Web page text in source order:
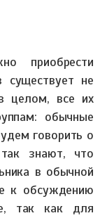
приобрести
существует не
целом, все их
обычные
говорить о
знают, что
в обычной
к обсуждению
так как для